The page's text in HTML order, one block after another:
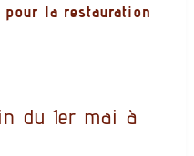
pour la restauration
du 1er mai à